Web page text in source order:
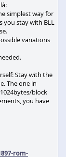
simplest way for
you stay with BLL
variations
Stay with the
The one in
block
you have
rom-